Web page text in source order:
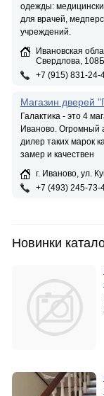
одежды:
для врачей,
учреждений.
Ивановская
Свердлова, 108Б
+7 (915) 831-24-
Магазин дверей
Галактика - это 4
Иваново. Огромный
дилер таких марок
замер и качествен
г. Иваново, ул.
+7 (493) 245-73-
Новинки